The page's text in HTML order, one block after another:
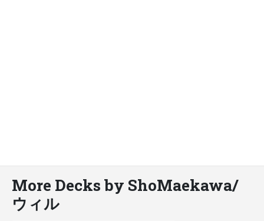
More Decks by ShoMaekawa/
ウィル